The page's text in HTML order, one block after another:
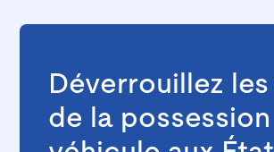
Déverrouillez
de la